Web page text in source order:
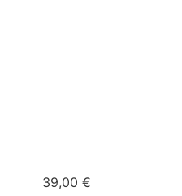
39,00 €